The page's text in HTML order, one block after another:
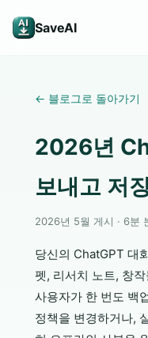
SaveAI
← 블로그로 돌아가기
2026년
보내고 저
2026년 5월 게시 · 6분
당신의 ChatGPT 대
펫, 리서치 노트, 창
사용자가 한 번도 백
정책을 변경하거나,